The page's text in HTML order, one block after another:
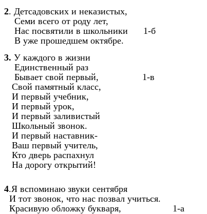
2. Детсадовских и неказистых,
Семи всего от роду лет,
Нас посвятили в школьники 1-б
В уже прошедшем октябре.
3. У каждого в жизни
Единственный раз
Бывает свой первый, 1-в
Свой памятный класс,
И первый учебник,
И первый урок,
И первый заливистый
Школьный звонок.
И первый наставник-
Ваш первый учитель,
Кто дверь распахнул
На дорогу открытий!
4.Я вспоминаю звуки сентября
И тот звонок, что нас позвал учиться.
Красивую обложку букваря, 1-а